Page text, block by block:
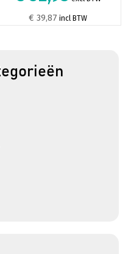
€ 39,87 incl BTW